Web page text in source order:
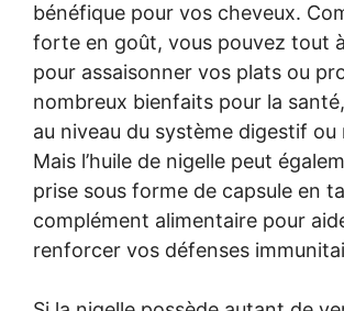
bénéfique pour vos cheveux.
forte en goût, vous pouvez tout
pour assaisonner vos plats ou
nombreux bienfaits pour la
au niveau du système digestif ou
Mais l’huile de nigelle peut
prise sous forme de capsule en
complément alimentaire pour
renforcer vos défenses